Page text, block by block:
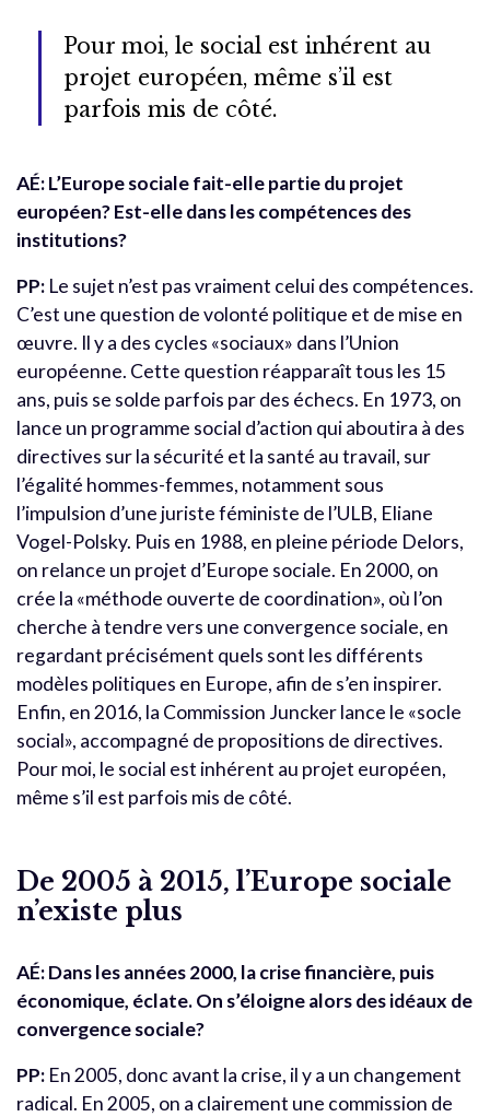
Pour moi, le social est inhérent au
projet européen, même s’il est
parfois mis de côté.
AÉ: L’Europe sociale fait-elle partie du projet
européen? Est-elle dans les compétences des
institutions?
PP: Le sujet n’est pas vraiment celui des compétences.
C’est une question de volonté politique et de mise en
œuvre. Il y a des cycles «sociaux» dans l’Union
européenne. Cette question réapparaît tous les 15
ans, puis se solde parfois par des échecs. En 1973, on
lance un programme social d’action qui aboutira à des
directives sur la sécurité et la santé au travail, sur
l’égalité hommes-femmes, notamment sous
l’impulsion d’une juriste féministe de l’ULB, Eliane
Vogel-Polsky. Puis en 1988, en pleine période Delors,
on relance un projet d’Europe sociale. En 2000, on
crée la «méthode ouverte de coordination», où l’on
cherche à tendre vers une convergence sociale, en
regardant précisément quels sont les différents
modèles politiques en Europe, afin de s’en inspirer.
Enfin, en 2016, la Commission Juncker lance le «socle
social», accompagné de propositions de directives.
Pour moi, le social est inhérent au projet européen,
même s’il est parfois mis de côté.
De 2005 à 2015, l’Europe sociale
n’existe plus
AÉ:Dans les années 2000, la crise financière, puis
économique, éclate. On s’éloigne alors des idéaux de
convergence sociale?
PP: En 2005, donc avant la crise, il y a un changement
radical. En 2005, on a clairement une commission de